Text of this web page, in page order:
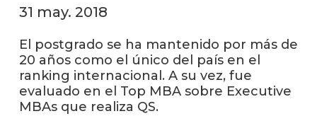
31 may. 2018
El postgrado se ha mantenido por más de
20 años como el único del país en el
ranking internacional. A su vez, fue
evaluado en el Top MBA sobre Executive
MBAs que realiza QS.